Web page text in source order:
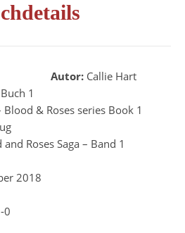
Autor: Callie Hart
1
Blood & Roses series Book 1
and Roses Saga – Band 1
2018
0